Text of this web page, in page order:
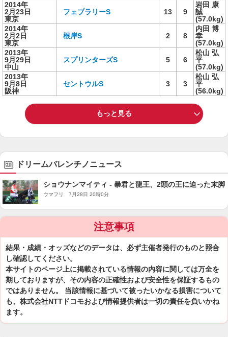
2014年
2月23日
東京
フェブラリーS 13 9
岩田 康
誠
(57.0kg)
2014年
2月2日
東京
根岸S 2 8
内田 博
幸
(57.0kg)
2013年
9月29日
中山
スプリンターズS 5 6
松山 弘
平
(57.0kg)
2013年
9月8日
阪神
セントウルS 3 3
松山 弘
平
(56.0kg)
もっと見る
ドリームバレンチノニュース
ショウナンマイティ - 暴君と龍王、2頭の王に迫った末脚
ウマフリ 7月28日 20時0分
注意事項
結果・成績・オッズなどのデータは、必ず主催者発行のものと照合
し確認してください。
本サイトのページ上に掲載されている情報の内容に関しては万全を
期しておりますが、その内容の正確性および安全性を保証するもの
ではありません。 当該情報に基づいて被ったいかなる損害について
も、株式会社NTTドコモおよび情報提供者は一切の責任を負いかね
ます。